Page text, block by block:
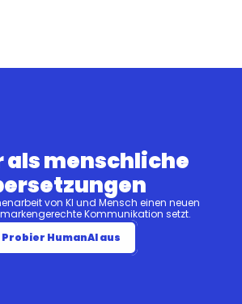
als menschliche
von KI und Mensch einen neuen
Kommunikation setzt.
Probier HumanAI aus